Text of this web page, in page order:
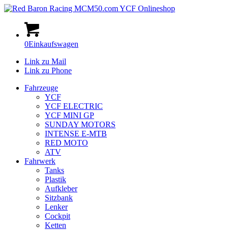
0Einkaufswagen
Link zu Mail
Link zu Phone
Fahrzeuge
YCF
YCF ELECTRIC
YCF MINI GP
SUNDAY MOTORS
INTENSE E-MTB
RED MOTO
ATV
Fahrwerk
Tanks
Plastik
Aufkleber
Sitzbank
Lenker
Cockpit
Ketten